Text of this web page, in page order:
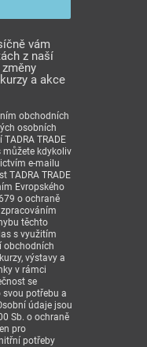
vám
z naší
a akce
obchodních
osobních
TRADE
můžete kdykoliv
e-mailu
TADRA TRADE
Evropského
o ochraně
těchto
s využitím
obchodních
výstavy a
v rámci
se
potřebu a
údaje jsou
Sb. o ochraně
pro
potřeby